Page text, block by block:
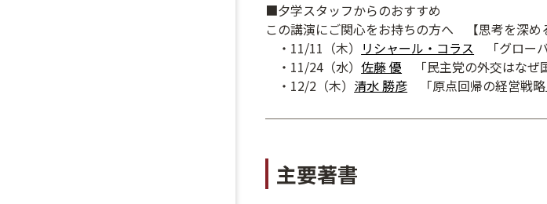
■夕学スタッフからのおすすめ
この講演にご関心をお持ちの方へ 【思考を深め
・11/11（木） リシャール・コラス 「グロー
・11/24（水）佐藤 優 「民主党の外交はなぜ
・12/2（木） 清水 勝彦 「原点回帰の経営戦略
主要著書